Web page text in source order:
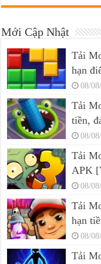
Mới Cập Nhật
Tải
hạn
08/
Tải
tiền,
08/
Tải
APK
08/
Tải
hạn
08/
Tải